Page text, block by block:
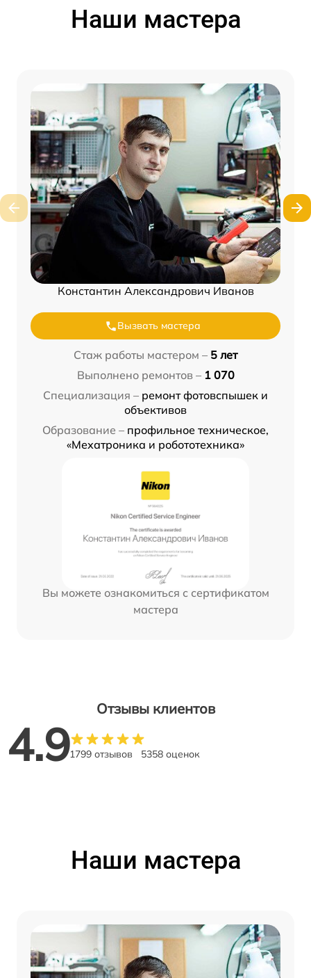
Наши мастера
Константин Александрович Иванов
Вызвать мастера
Стаж работы мастером – 5 лет
Выполнено ремонтов – 1 070
Специализация – ремонт фотовспышек и
объективов
Образование – профильное техническое,
«Мехатроника и робототехника»
Вы можете ознакомиться с сертификатом
мастера
Отзывы клиентов
4.91799 отзывов 5358 оценок
Наши мастера